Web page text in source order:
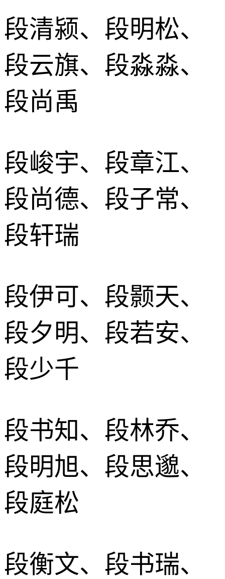
段清颍、段明松、
段云旗、段淼淼、
段尚禹
段峻宇、段章江、
段尚德、段子常、
段轩瑞
段伊可、段颢天、
段夕明、段若安、
段少千
段书知、段林乔、
段明旭、段思邈、
段庭松
段衡文、段书瑞、